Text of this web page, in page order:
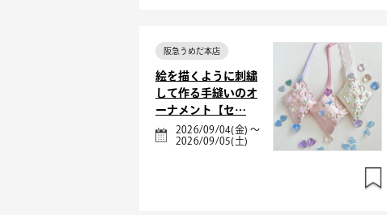
阪急うめだ本店
絵を描くように刺繍
して作る手縫いのオ
ーナメント【セ…
2026/09/04(金) ～
2026/09/05(土)